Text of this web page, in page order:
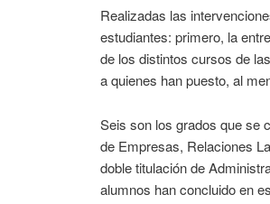
Realizadas las
estudiantes: primero, la
de los distintos cursos de
a quienes han puesto, al
Seis son los grados que se
de Empresas, Relaciones
doble titulación de
alumnos han concluido en